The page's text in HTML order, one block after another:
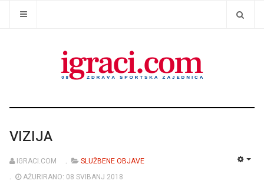
VIZIJA
IGRACI.COM
SLUŽBENE OBJAVE
AŽURIRANO: 08 SVIBANJ 2018